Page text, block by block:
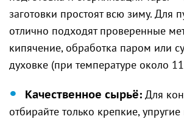
заготовки простоят всю зиму. Для
отлично подходят проверенные
кипячение, обработка паром или
духовке (при температуре около
Качественное сырьё: Для
отбирайте только крепкие,